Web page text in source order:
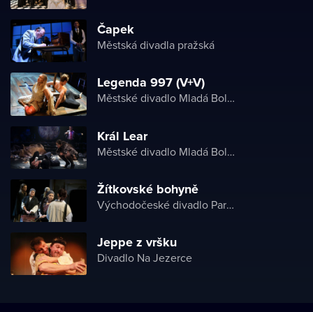
Čapek
Městská divadla pražská
Legenda 997 (V+V)
Městské divadlo Mladá Boleslav
Král Lear
Městské divadlo Mladá Boleslav
Žítkovské bohyně
Východočeské divadlo Pardubice
Jeppe z vršku
Divadlo Na Jezerce